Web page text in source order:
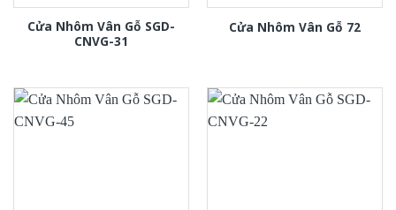
Cửa Nhôm Vân Gỗ SGD-
CNVG-31
Cửa Nhôm Vân Gỗ 72